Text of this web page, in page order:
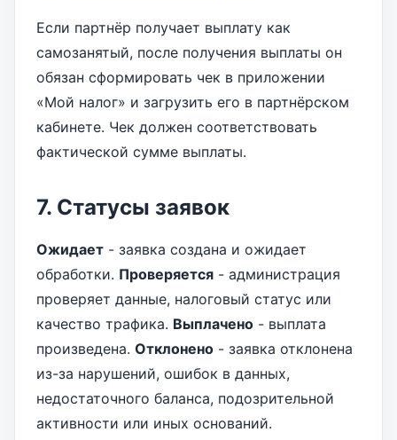
Если партнёр получает выплату как
самозанятый, после получения выплаты он
обязан сформировать чек в приложении
«Мой налог» и загрузить его в партнёрском
кабинете. Чек должен соответствовать
фактической сумме выплаты.
7. Статусы заявок
Ожидает - заявка создана и ожидает
обработки. Проверяется - администрация
проверяет данные, налоговый статус или
качество трафика. Выплачено - выплата
произведена. Отклонено - заявка отклонена
из-за нарушений, ошибок в данных,
недостаточного баланса, подозрительной
активности или иных оснований.